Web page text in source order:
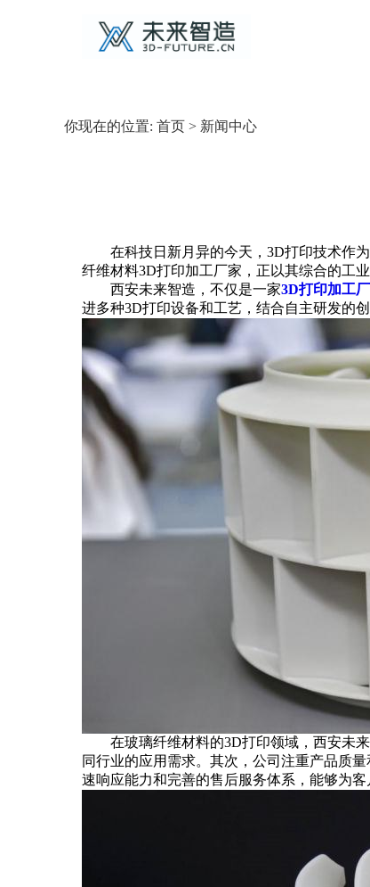
你现在的位置: 首页 > 新闻中心
在科技日新月异的今天，3D打印技术作为
纤维材料3D打印加工厂家，正以其综合的工
西安未来智造，不仅是一家3D打印加工
进多种3D打印设备和工艺，结合自主研发的
在玻璃纤维材料的3D打印领域，西安未来
同行业的应用需求。其次，公司注重产品质
速响应能力和完善的售后服务体系，能够为